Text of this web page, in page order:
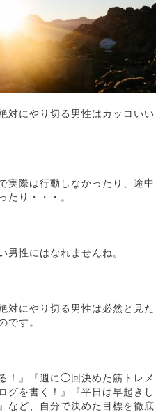
対にやり切る男性はカッコいい
実際は行動しなかったり、途中
たり・・・。
男性にはなれませんね。
対にやり切る男性は必然と見た
です。
』『週に◯回決めた筋トレメ
グを書く！』『平日は早起きし
など、自分で決めた目標を徹底